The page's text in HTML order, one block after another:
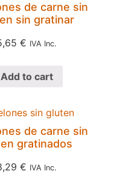
de carne sin
sin gratinar
€ IVA Inc.
Add to cart
sin gluten
de carne sin
gratinados
€ IVA Inc.